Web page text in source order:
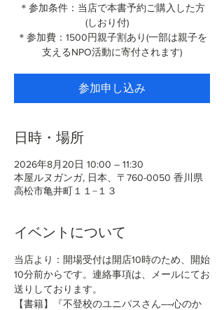
＊参加条件：当店で本書予約ご購入した方
(しおり付)
＊参加費：1500円親子割あり(一部は親子を
支えるNPO活動に寄付されます)
参加申し込み
日時・場所
2026年8月20日 10:00 – 11:30
本屋ルヌガンガ, 日本、〒760-0050 香川県
高松市亀井町１１−１３
イベントについて
当店より：開場受付は開店10時のため、開始
10分前からです。連絡事項は、メールにてお
送りしております。
【書籍】『不登校のユニパスさん――心のか